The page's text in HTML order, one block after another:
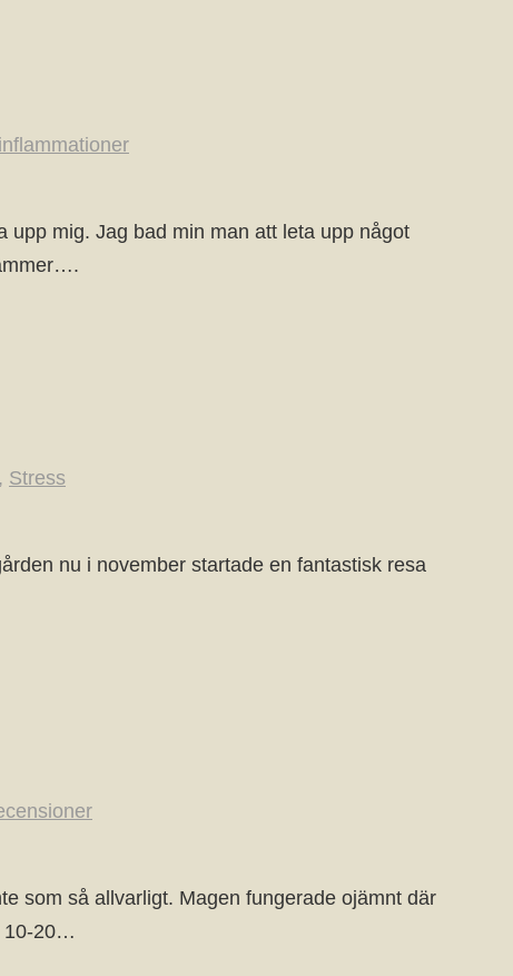
upp mig. Jag bad min man att leta upp något
Stress
nu i november startade en fantastisk resa
som så allvarligt. Magen fungerade ojämnt där
10-20…